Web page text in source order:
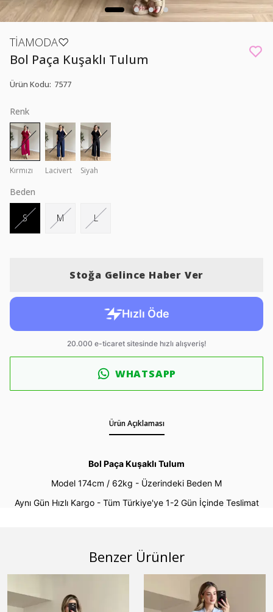
TİAMODA♡
Bol Paça Kuşaklı Tulum
Ürün Kodu: 7577
Renk
Kırmızı Lacivert Siyah
Beden
S M L
Stoğa Gelince Haber Ver
WHATSAPP
Ürün Açıklaması
Bol Paça Kuşaklı Tulum
Model 174cm / 62kg - Üzerindeki Beden M
Aynı Gün Hızlı Kargo - Tüm Türkiye'ye 1-2 Gün İçinde Teslimat
Benzer Ürünler